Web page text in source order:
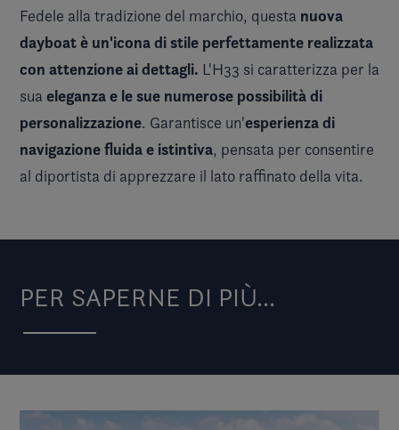
Fedele alla tradizione del marchio, questa nuova
dayboat è un'icona di stile perfettamente realizzata
con attenzione ai dettagli. L'H33 si caratterizza per la
sua eleganza e le sue numerose possibilità di
personalizzazione. Garantisce un'esperienza di
navigazione fluida e istintiva, pensata per consentire
al diportista di apprezzare il lato raffinato della vita.
PER SAPERNE DI PIÙ...